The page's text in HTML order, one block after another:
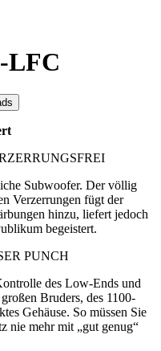
LFC
Subwoofer. Der völlig
Verzerrungen fügt der
hinzu, liefert jedoch
begeistert.
PUNCH
des Low-Ends und
Bruders, des 1100-
Gehäuse. So müssen Sie
nie mehr mit „gut genug“